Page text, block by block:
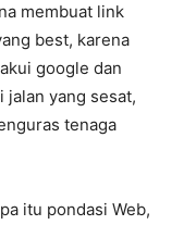
membuat link
best, karena
google dan
jalan yang sesat,
tenaga
itu pondasi Web,